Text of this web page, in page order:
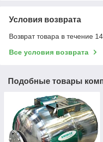
Условия возврата
Возврат товара в течение
Все условия возврата
Подобные товары